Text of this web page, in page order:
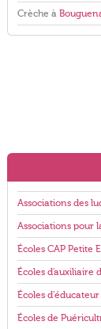
Crèche à
Associations des
Associations pour
Écoles CAP Petite
Écoles d'auxiliaire
Écoles
Écoles de